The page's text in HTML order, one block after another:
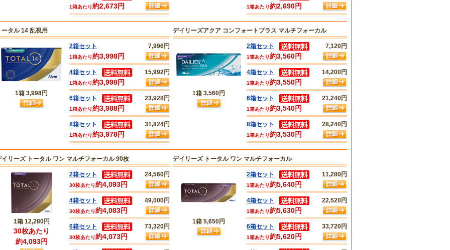
1箱あたり約2,673円 1箱あたり約2,690円
ータル 14 乱視用
1箱 3,998円
2箱セット 7,996円
1箱あたり約3,998円
4箱セット 15,992円
1箱あたり約3,998円
6箱セット 23,928円
1箱あたり約3,988円
8箱セット 31,824円
1箱あたり約3,978円
デイリーズアクア コンフォートプラス マルチフォーカル
1箱 3,560円
2箱セット 7,120円
1箱あたり約3,560円
4箱セット 14,200円
1箱あたり約3,550円
6箱セット 21,240円
1箱あたり約3,540円
8箱セット 28,240円
1箱あたり約3,530円
イリーズ トータル ワン マルチフォーカル 90枚
1箱 12,280円
30枚あたり
約4,093円
2箱セット 24,560円
30枚あたり約4,093円
4箱セット 49,000円
30枚あたり約4,083円
6箱セット 73,320円
30枚あたり約4,073円
デイリーズ トータル ワン マルチフォーカル
1箱 5,650円
2箱セット 11,280円
1箱あたり約5,640円
4箱セット 22,520円
1箱あたり約5,630円
6箱セット 33,720円
1箱あたり約5,620円